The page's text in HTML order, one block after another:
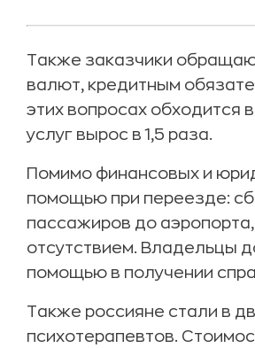
Также заказчики
валют, кредитным
этих вопросах обходится
услуг вырос в 1,5 раза.
Помимо финансовых и
помощью при переезде:
пассажиров до
отсутствием. Владельцы
помощью в получении
Также россияне стали в
психотерапевтов.